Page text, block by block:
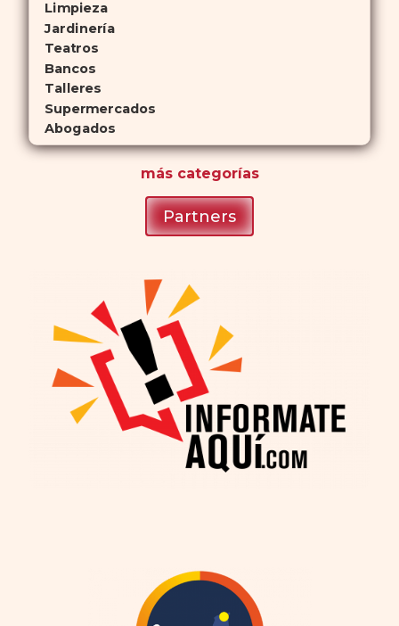
Limpieza
Jardinería
Teatros
Bancos
Talleres
Supermercados
Abogados
máscategorías
Partners